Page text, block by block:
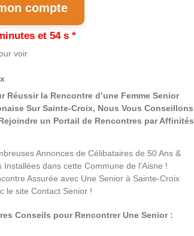
compte
et 53 s *
voir
Réussir la Rencontre d’une Femme Senior
Sur Sainte-Croix, Nous Vous Conseillons
un Portail de Rencontres par Affinités
Annonces de Célibataires de 50 Ans &
Installées dans cette Commune de l’Aisne !
Assurée avec Une Senior à Sainte-Croix
le site Contact Senior !
Conseils pour Rencontrer Une Senior :